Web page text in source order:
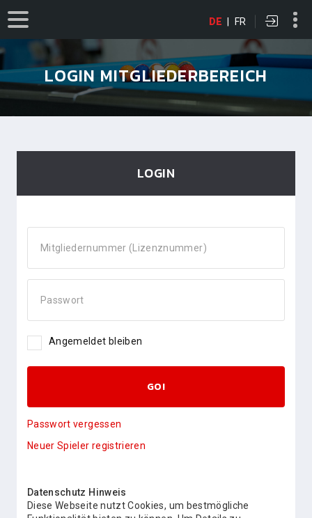
DE | FR
LOGIN MITGLIEDERBEREICH
LOGIN
Mitgliedernummer (Lizenznummer)
Passwort
Angemeldet bleiben
GO!
Passwort vergessen
Neuer Spieler registrieren
Datenschutz Hinweis
Diese Webseite nutzt Cookies, um bestmögliche